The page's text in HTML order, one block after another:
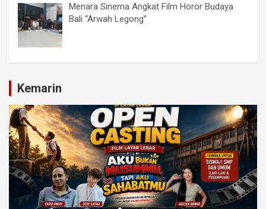
Menara Sinema Angkat Film Horor Budaya
Bali “Arwah Legong”
Kemarin